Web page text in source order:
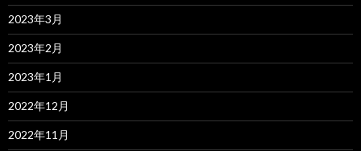
2023年3月
2023年2月
2023年1月
2022年12月
2022年11月